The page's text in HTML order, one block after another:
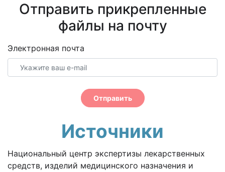
Отправить прикрепленные
файлы на почту
Электронная почта
Отправить
Источники
Национальный центр экспертизы лекарственных
средств, изделий медицинского назначения и